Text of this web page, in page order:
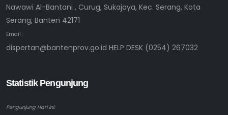
Nawawi Al-Bantani , Curug, Sukajaya, Kec. Serang, Kota
Serang, Banten 42171
Email :
dispertan@bantenprov.go.id HELP DESK (0254) 267032
Statistik Pengunjung
Pengunjung Hari ini: